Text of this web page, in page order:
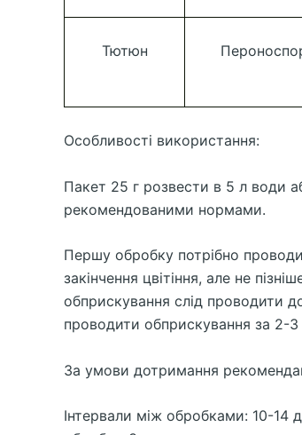
Тютюн
Особливості використання:
Пакет 25 г розвести в 5 л води
рекомендованими нормами.
Першу обробку потрібно
закінчення цвітіння, але не
обприскування слід проводити
проводити обприскування за 2-
За умови дотримання
Інтервали між обробками: 10-14